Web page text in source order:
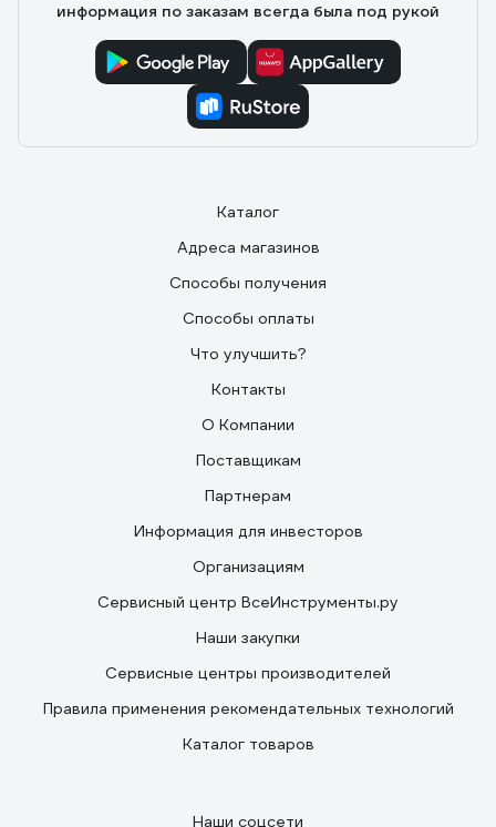
информация по заказам всегда была под рукой
Каталог
Адреса магазинов
Способы получения
Способы оплаты
Что улучшить?
Контакты
О Компании
Поставщикам
Партнерам
Информация для инвесторов
Организациям
Сервисный центр ВсеИнструменты.ру
Наши закупки
Сервисные центры производителей
Правила применения рекомендательных технологий
Каталог товаров
Наши соцсети